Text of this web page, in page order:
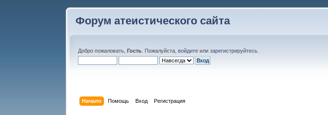
Форум атеистического сайта
Добро пожаловать,Гость . Пожалуйста,войдите илизарегистрируйтесь
Начало Помощь Вход Регистрация